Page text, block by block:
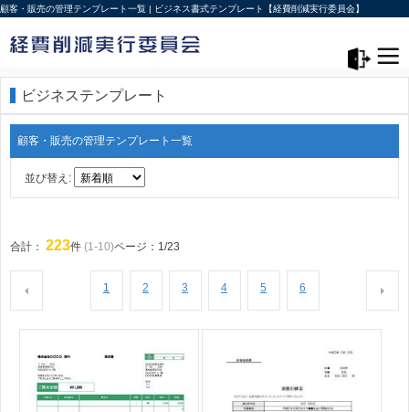
顧客・販売の管理テンプレート一覧 | ビジネス書式テンプレート【経費削減実行委員会】
ビジネステンプレート
顧客・販売の管理テンプレート一覧
並び替え:
合計： 223件 (1-10)ページ：1/23
1 2 3 4 5 6